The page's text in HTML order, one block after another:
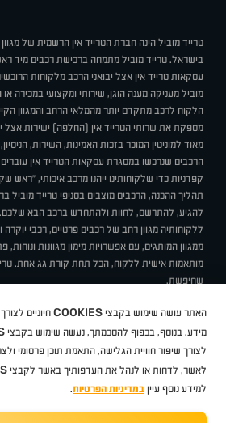
טרייד מוביל הינה חברת הטרייד אין הרשמית של מגוון
בישראל. טרייד מוביל מתמחה ברכישת רכבים מיד
עסקאות טרייד אין אצל יבואני הרכב מלקוחות
מוביל מעניקה מענה הוגן, שירותי ומקצועי במכירה
הלקוח לרכב מתקדם יותר מהמלאי הרחב והמגוון
מספקת את שרותי הטרייד אין (החלפה) ישירות אצל
מאוד למוניטין המוכר בזכות האמינות, השירות,
הרכבים שנרכשו במסגרת עסקאות הטרייד אין
קפדניות כדי שלקוחותינו ייהנו מרכב איכותי, "ראש
תהליך ההכנה, הרכבים מוצבים בסניפי טרייד מוביל
להגיע, להתרשם, לחוות ולהתחדש ברכב הבא שלכם.
ללקוחותיה מגוון רחב של רכבים פרטיים, רכבי יוקרה
ממגוון המותגים, עם אפשרויות מימון מגוונות ונוחות,
מותאמות אישית ללקוח, הכל תחת קורת גג אחת.
שחיפשת.
תקנוןBUY BACKמבצעיםמגזין טרייד מובילאיך
ניהול העדפות עוגיות
סיטרואן אופלפיג'וMG
Geelyמזדהבי ווי דיצ'רי טסלה
ב מ וולקסוסאאודיסקודהיונדאירנושברולט
האתר עושה שימוש בקבצי COOKIES חיוניים
מידע. בנוסף, בכפוף להסכמתך, נעשה שימוש בקבצי
לצורך שיפור חוויית הגלישה, התאמת תוכן פרסומי
לאשר, לדחות או לנהל את העדפותיך באשר לקבצי
למידע נוסף עיין במדיניות הפרטיות.